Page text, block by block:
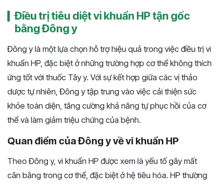
Điều trị tiêu diệt vi khuẩn HP tận gốc
bằng Đông y
Đông y là một lựa chọn hỗ trợ hiệu quả trong việc điều trị vi
khuẩn HP, đặc biệt ở những trường hợp cơ thể không thích
ứng tốt với thuốc Tây y. Với sự kết hợp giữa các vị thảo
dược tự nhiên, Đông y tập trung vào việc cải thiện sức
khỏe toàn diện, tăng cường khả năng tự phục hồi của cơ
thể và làm giảm triệu chứng của bệnh.
Quan điểm của Đông y về vi khuẩn HP
Theo Đông y, vi khuẩn HP được xem là yếu tố gây mất
cân bằng trong cơ thể, đặc biệt ở hệ tiêu hóa. HP thường